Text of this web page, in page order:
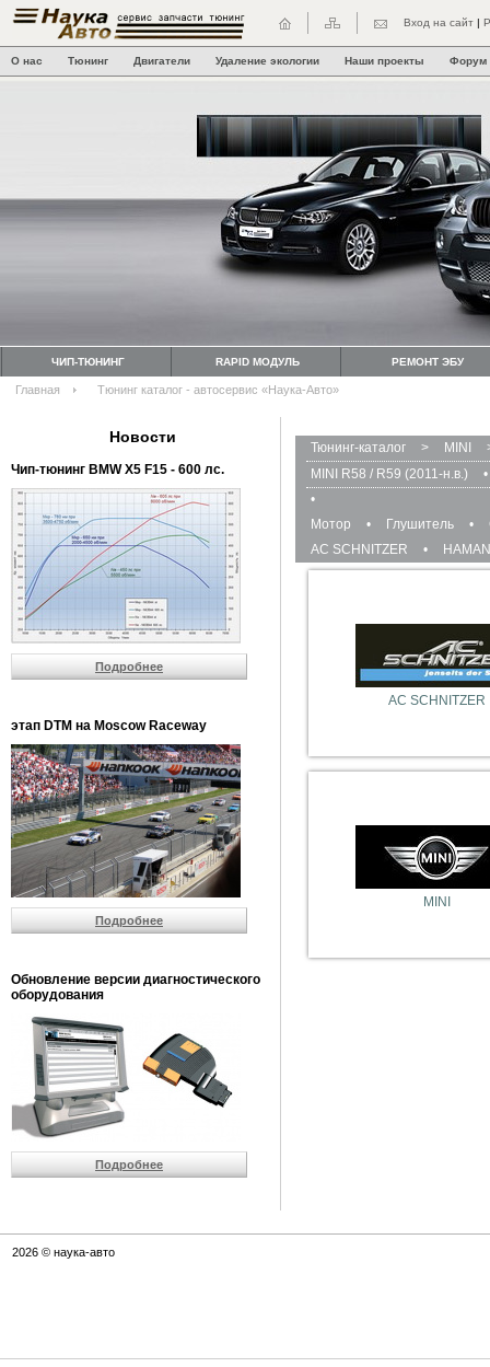
Вход на сайт |
О нас Тюнинг Двигатели Удаление экологии Наши проекты Форум
ЧИП-ТЮНИНГ RAPID МОДУЛЬ РЕМОНТ ЭБУ
Главная Тюнинг каталог - автосервис «Наука-Авто»
Новости
Чип-тюнинг BMW Х5 F15 - 600 лс.
Подробнее
этап DTM на Moscow Raceway
Подробнее
Обновление версии диагностического
оборудования
Подробнее
Тюнинг-каталог > MINI
MINI R58 / R59 (2011-н.в.)
•
•
Мотор
• Глушитель •
AC SCHNITZER
•
AC SCHNITZER
MINI
2026 © наука-авто